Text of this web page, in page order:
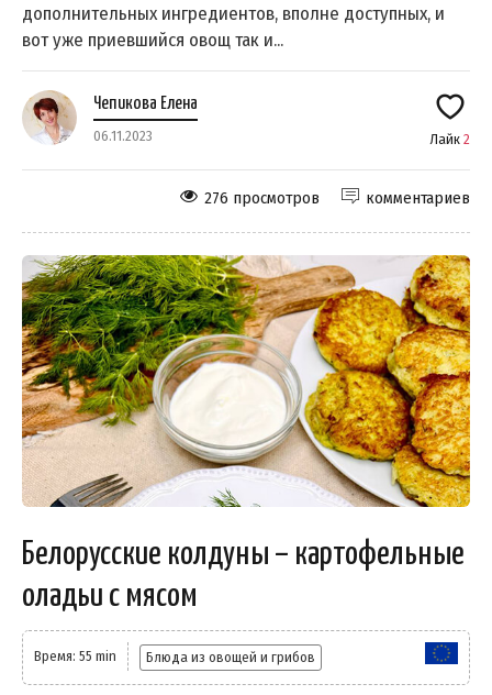
дополнительных ингредиентов, вполне доступных, и
вот уже приевшийся овощ так и...
Чепикова Елена
06.11.2023 Лайк 2
комментариев
276 просмотров
Белорусские колдуны – картофельные
оладьи с мясом
Время: 55 min Блюда из овощей и грибов